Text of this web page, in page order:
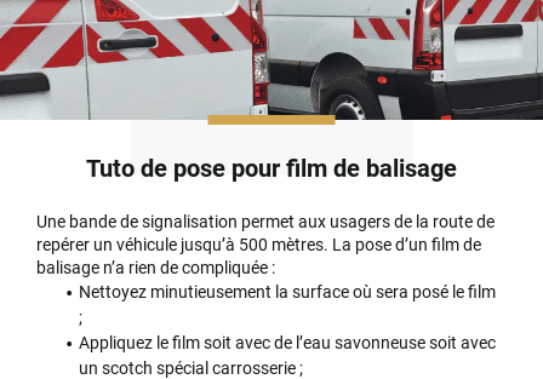
Tuto de pose pour film de balisage
Une bande de signalisation permet aux usagers de la route de
repérer un véhicule jusqu’à 500 mètres. La pose d’un film de
balisage n’a rien de compliquée :
Nettoyez minutieusement la surface où sera posé le film
;
Appliquez le film soit avec de l’eau savonneuse soit avec
un scotch spécial carrosserie ;